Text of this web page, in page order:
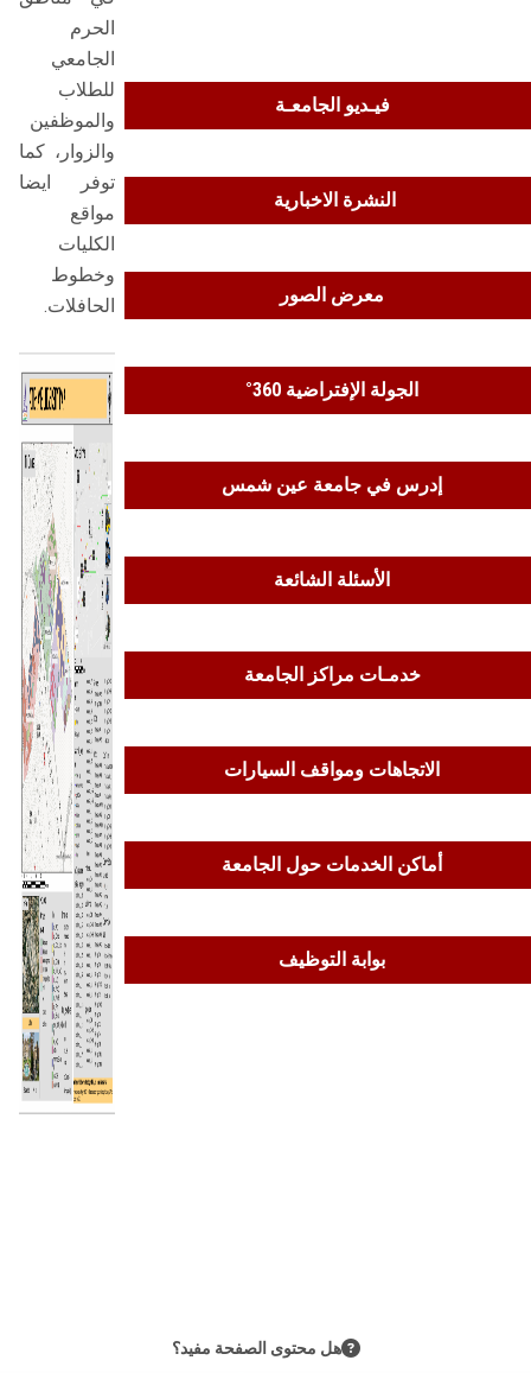
الطلاب
هيئة التدريس
الدراسات العليا
الخريجين
الزائـرون
الحرم
الجامعي
للطلاب
والموظفين
والزوار، كما
توفر ايضا
مواقع
الكليات
وخطوط
الحافلات.
فيـديو الجامعـة
النشرة الاخبارية
معرض الصور
الجولة الإفتراضية 360°
إدرس في جامعة عين شمس
الأسئلة الشائعة
خدمـات مراكز الجامعة
الاتجاهات ومواقف السيارات
أماكن الخدمات حول الجامعة
بوابة التوظيف
هل محتوى الصفحة مفيد؟